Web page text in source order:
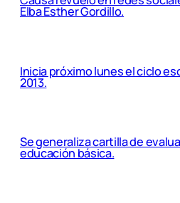
Elba Esther Gordillo.
Inicia próximo lunes el ciclo
2013.
Se generaliza cartilla de
educación básica.